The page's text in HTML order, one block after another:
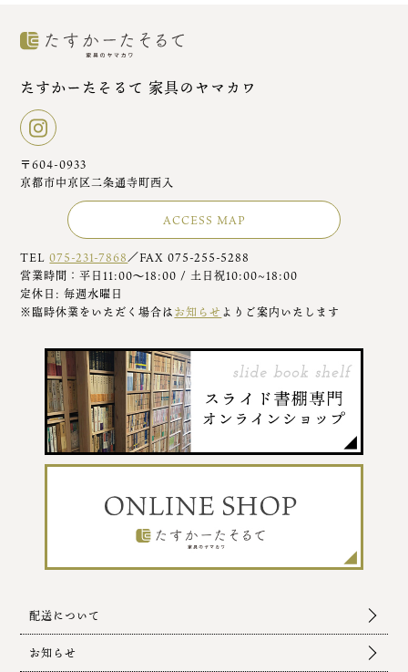
たすかーたそるて 家具のヤマカワ
〒604-0933
京都市中京区二条通寺町西入
ACCESS MAP
TEL075-231-7868／FAX 075-255-5288
営業時間：平日11:00～18:00 / 土日祝10:00~18:00
定休日: 毎週水曜日
※臨時休業をいただく場合はお知らせ よりご案内いたします
配送について
お知らせ